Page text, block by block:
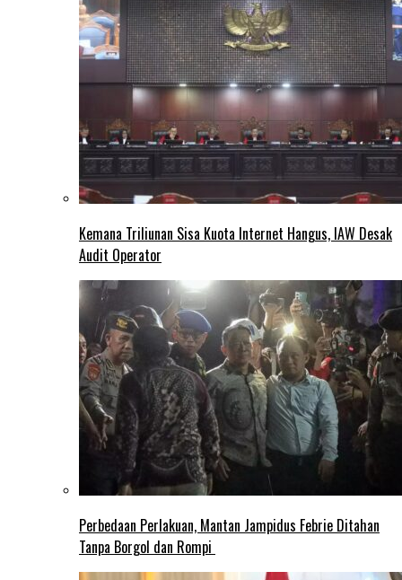
Kemana Triliunan Sisa Kuota Internet Hangus, IAW Desak
Audit Operator
Perbedaan Perlakuan, Mantan Jampidus Febrie Ditahan
Tanpa Borgol dan Rompi